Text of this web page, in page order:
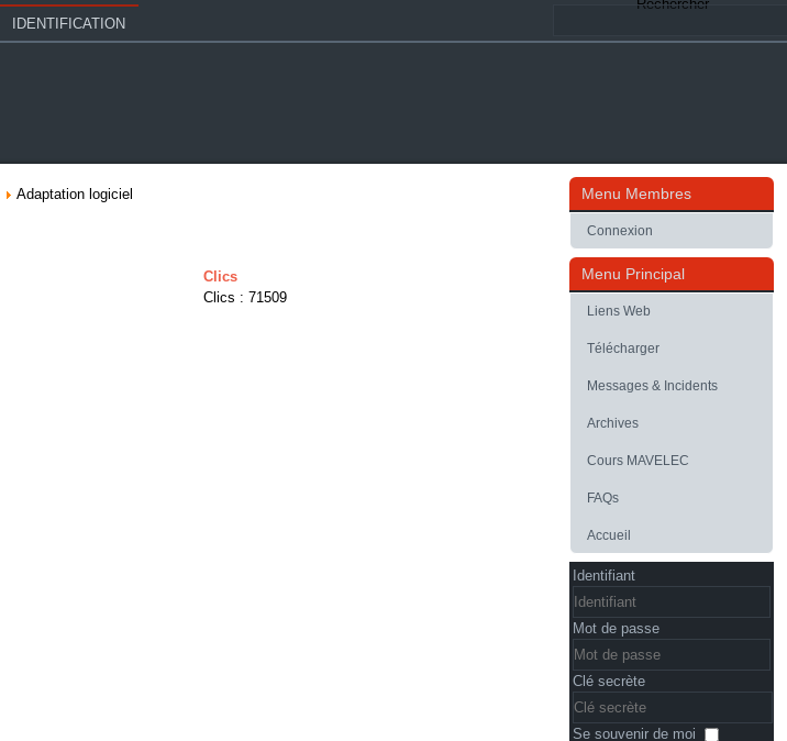
Rechercher
IDENTIFICATION
Adaptation logiciel
Clics
Clics : 71509
Menu Membres
Connexion
Menu Principal
Liens Web
Télécharger
Messages & Incidents
Archives
Cours MAVELEC
FAQs
Accueil
Identifiant
Mot de passe
Clé secrète
Se souvenir de moi